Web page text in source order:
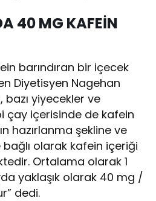
40 MG KAFEİN
barındıran bir içecek
Diyetisyen Nagehan
bazı yiyecekler ve
çay içerisinde de kafein
hazırlanma şekline ve
olarak kafein içeriği
Ortalama olarak 1
yaklaşık olarak 40 mg /
dedi.